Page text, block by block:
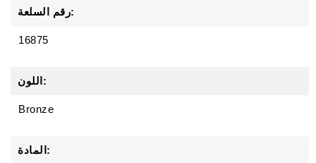
رقم السلعة:
16875
اللون:
Bronze
المادة: